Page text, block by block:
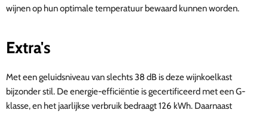
wijnen op hun optimale temperatuur bewaard kunnen worden.
Extra's
Met een geluidsniveau van slechts 38 dB is deze wijnkoelkast
bijzonder stil. De energie-efficiëntie is gecertificeerd met een G-
klasse, en het jaarlijkse verbruik bedraagt 126 kWh. Daarnaast